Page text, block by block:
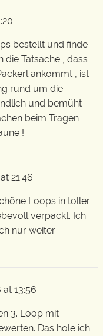
bestellt und finde
die Tatsache , dass
ankommt , ist
rund um die
und bemüht
beim Tragen
!
21:46
Loops in toller
verpackt. Ich
nur weiter
13:56
3. Loop mit
Das hole ich